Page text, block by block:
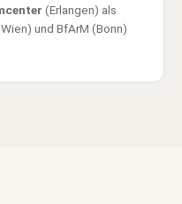
(Erlangen) als
und BfArM (Bonn)